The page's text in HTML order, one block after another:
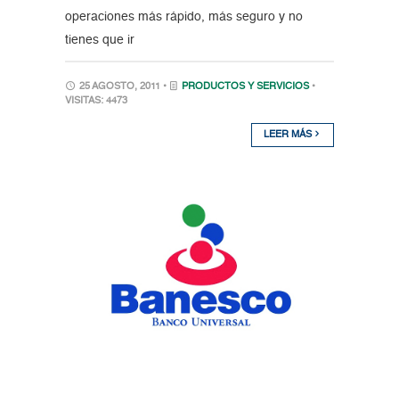
operaciones más rápido, más seguro y no
tienes que ir
25 AGOSTO, 2011 • PRODUCTOS Y SERVICIOS •
VISITAS: 4473
LEER MÁS